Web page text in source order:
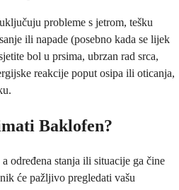
probleme s jetrom, tešku
ili napade (posebno kada se lijek
bol u prsima, ubrzan rad srca,
reakcije poput osipa ili oticanja,
Baklofen?
određena stanja ili situacije ga čine
će pažljivo pregledati vašu